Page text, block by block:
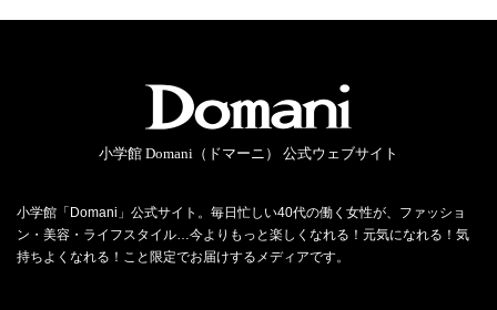
小学館 Domani（ドマーニ） 公式ウェブサイト
小学館「Domani」公式サイト。毎日忙しい40代の働く女性が、ファッショ
ン・美容・ライフスタイル…今よりもっと楽しくなれる！元気になれる！気
持ちよくなれる！こと限定でお届けするメディアです。